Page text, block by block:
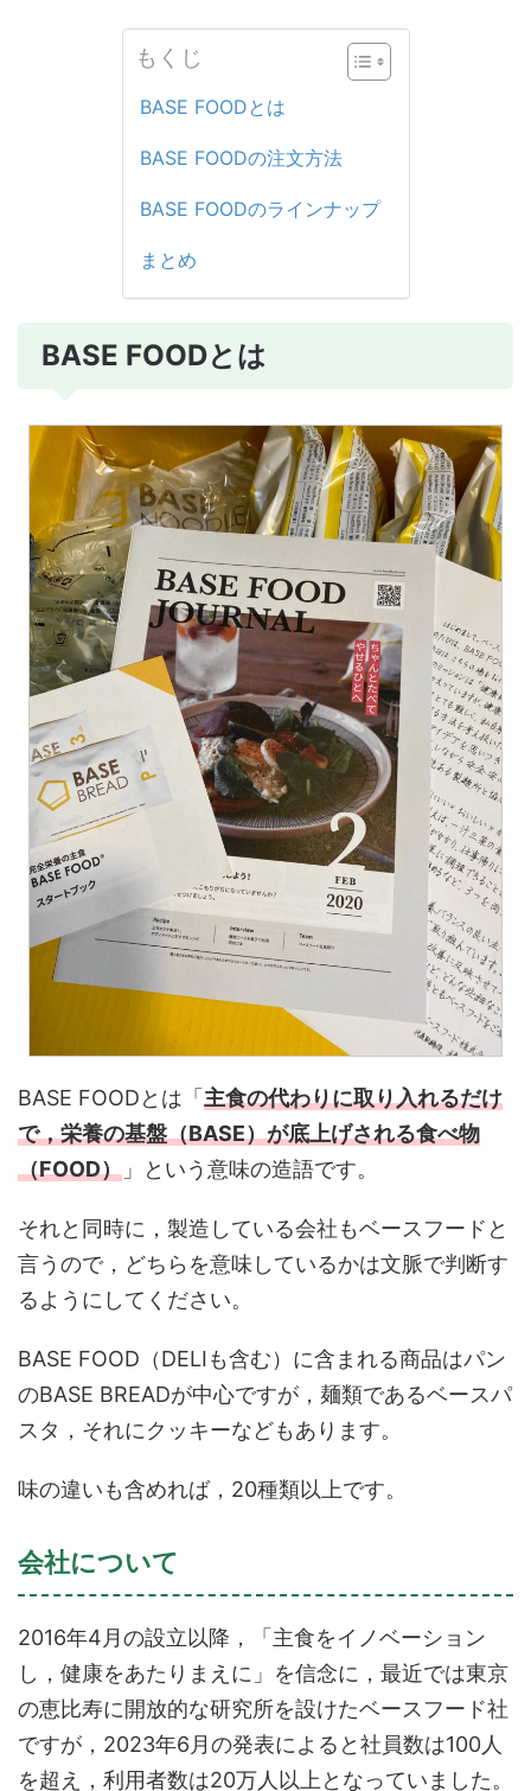
もくじ
BASE FOODとは
BASE FOODの注文方法
BASE FOODのラインナップ
まとめ
BASE FOODとは
BASE FOODとは「主食の代わりに取り入れるだけ
で，栄養の基盤（BASE）が底上げされる食べ物
（FOOD） 」という意味の造語です。
それと同時に，製造している会社もベースフードと
言うので，どちらを意味しているかは文脈で判断す
るようにしてください。
BASE FOOD（DELIも含む）に含まれる商品はパン
のBASE BREADが中心ですが，麺類であるベースパ
スタ，それにクッキーなどもあります。
味の違いも含めれば，20種類以上です。
会社について
2016年4月の設立以降，「主食をイノベーション
し，健康をあたりまえに」を信念に，最近では東京
の恵比寿に開放的な研究所を設けたベースフード社
ですが，2023年6月の発表によると社員数は100人
を超え，利用者数は20万人以上となっていました。